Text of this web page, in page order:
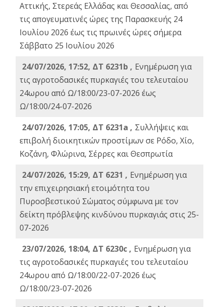
Αττικής, Στερεάς Ελλάδας και Θεσσαλίας, από
τις απογευματινές ώρες της Παρασκευής 24
Ιουλίου 2026 έως τις πρωινές ώρες σήμερα
Σάββατο 25 Ιουλίου 2026
24/07/2026, 17:52, ΔΤ 6231b , Ενημέρωση για
τις αγροτοδασικές πυρκαγιές του τελευταίου
24ωρου από Ω/18:00/23-07-2026 έως
Ω/18:00/24-07-2026
24/07/2026, 17:05, ΔΤ 6231a , Συλλήψεις και
επιβολή διοικητικών προστίμων σε Ρόδο, Χίο,
Κοζάνη, Φλώρινα, Σέρρες και Θεσπρωτία
24/07/2026, 15:29, ΔΤ 6231 , Ενημέρωση για
την επιχειρησιακή ετοιμότητα του
Πυροσβεστικού Σώματος σύμφωνα με τον
δείκτη πρόβλεψης κινδύνου πυρκαγιάς στις 25-
07-2026
23/07/2026, 18:04, ΔΤ 6230c , Ενημέρωση για
τις αγροτοδασικές πυρκαγιές του τελευταίου
24ωρου από Ω/18:00/22-07-2026 έως
Ω/18:00/23-07-2026